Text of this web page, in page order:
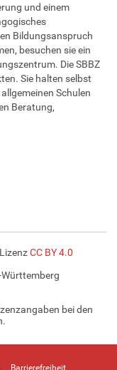
und einem
Bildungsanspruch
besuchen sie ein
Die SBBZ
Sie halten selbst
Schulen
Beratung,
CC BY 4.0
bei den
Barrierefreiheit